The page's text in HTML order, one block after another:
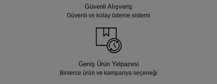
Güvenli Alışveriş
Güvenli ve kolay ödeme sistemi
Geniş Ürün Yelpazesi
Binlerce ürün ve kampanya seçeneği